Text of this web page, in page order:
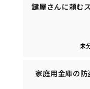
鍵屋さんに頼む
未
家庭用金庫の